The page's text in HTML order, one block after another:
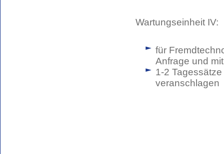
Wartungseinheit IV:
für
Anfrage und
1-2
veranschlagen